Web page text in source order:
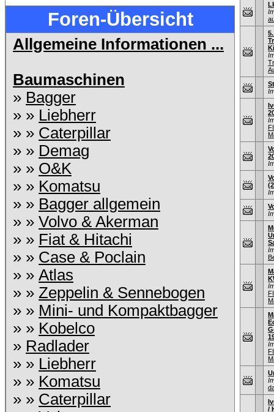
Foren-Übersicht
Allgemeine Informationen ...
Baumaschinen
» Bagger
» » Liebherr
» » Caterpillar
» » Demag
» » O&K
» » Komatsu
» » Bagger allgemein
» » Volvo & Akerman
» » Fiat & Hitachi
» » Case & Poclain
» » Atlas
» » Zeppelin & Sennebogen
» » Mini- und Kompaktbagger
» » Kobelco
» Radlader
» » Liebherr
» » Komatsu
» » Caterpillar
/